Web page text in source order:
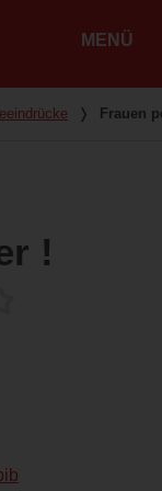
MENÜ
❭ Frauen
!